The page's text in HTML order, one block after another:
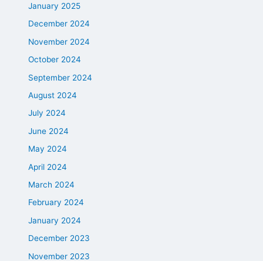
January 2025
December 2024
November 2024
October 2024
September 2024
August 2024
July 2024
June 2024
May 2024
April 2024
March 2024
February 2024
January 2024
December 2023
November 2023